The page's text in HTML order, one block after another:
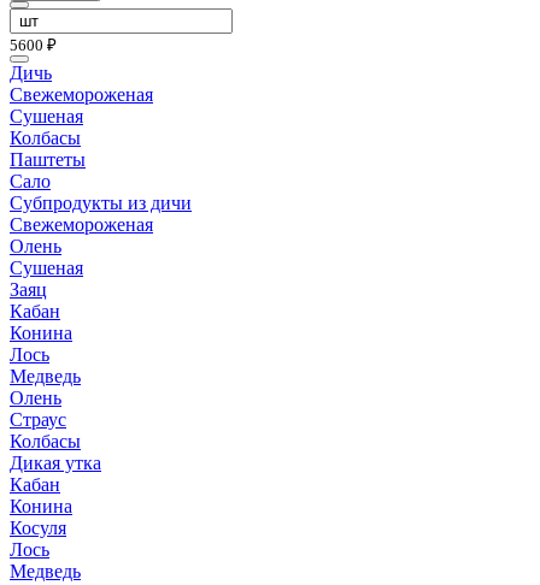
5600 ₽
Дичь
Свежемороженая
Сушеная
Колбасы
Паштеты
Сало
Субпродукты из дичи
Свежемороженая
Олень
Сушеная
Заяц
Кабан
Конина
Лось
Медведь
Олень
Страус
Колбасы
Дикая утка
Кабан
Конина
Косуля
Лось
Медведь